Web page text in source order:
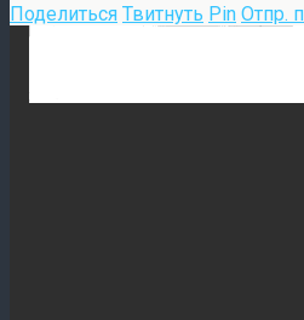
Поделиться Твитнуть Pin Отпр.